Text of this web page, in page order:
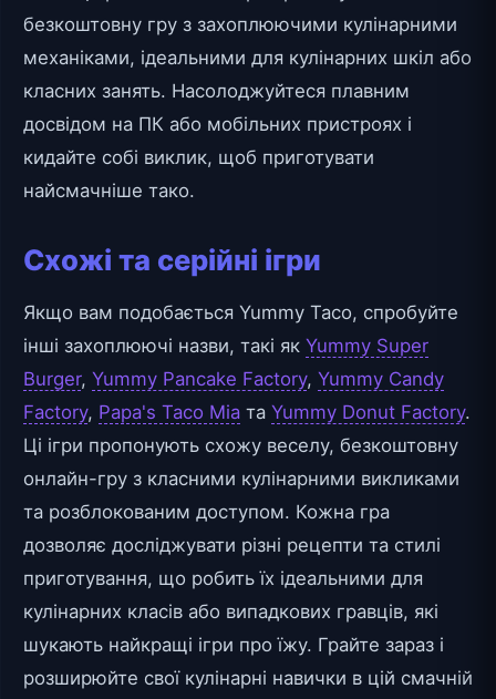
безкоштовну гру з захоплюючими кулінарними
механіками, ідеальними для кулінарних шкіл або
класних занять. Насолоджуйтеся плавним
досвідом на ПК або мобільних пристроях і
кидайте собі виклик, щоб приготувати
найсмачніше тако.
Схожі та серійні ігри
Якщо вам подобається Yummy Taco, спробуйте
інші захоплюючі назви, такі як Yummy Super
Burger, Yummy Pancake Factory, Yummy Candy
Factory, Papa's Taco Mia та Yummy Donut Factory.
Ці ігри пропонують схожу веселу, безкоштовну
онлайн-гру з класними кулінарними викликами
та розблокованим доступом. Кожна гра
дозволяє досліджувати різні рецепти та стилі
приготування, що робить їх ідеальними для
кулінарних класів або випадкових гравців, які
шукають найкращі ігри про їжу. Грайте зараз і
розширюйте свої кулінарні навички в цій смачній